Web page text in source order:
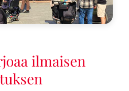
ilmaisen